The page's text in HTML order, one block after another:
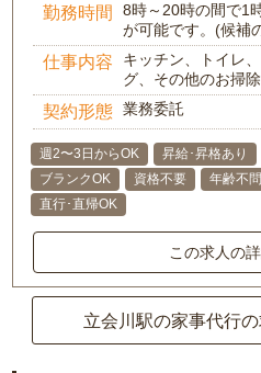
勤務時間
8時～20時の間で1
が可能です。(候補
仕事内容
キッチン、トイレ
グ、その他のお掃除
契約形態 業務委託
週2〜3日からOK 昇給･昇格あり
ブランクOK
資格不要 年齢不問
直行･直帰OK
この求人の
立会川駅の家事代行